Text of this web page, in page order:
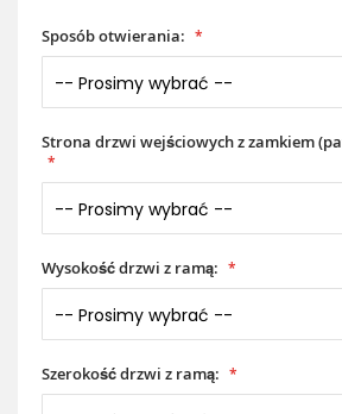
Sposób otwierania:
Strona drzwi wejściowych z zamkiem
Wysokość drzwi z ramą:
Szerokość drzwi z ramą: